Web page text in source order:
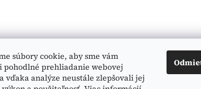
súbory cookie, aby sme vám
pohodlné prehliadanie webovej
vďaka analýze neustále zlepšovali jej